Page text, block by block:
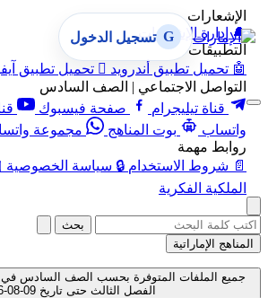
الإشعارات
🔔 إدارة الإشعارات
التطبيقات
🤖 تحميل تطبيق أندرويد  تحميل تطبيق
التواصل الاجتماعي | الصف السادس
قناة تيليجرام
صفحة فيسبوك
واتساب
بوت المناهج
مجموعة
روابط مهمة
📄 شروط الاستخدام 🔒 سياسة الخصوصية
الملكية الفكرية
G تسجيل الدخول
بحث
المناهج الإماراتية
جميع الملفات المتوفرة بحسب الصف السادس في
الفصل الثالث حتى تاريخ 09-08-2026